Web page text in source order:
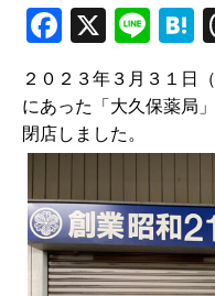
F
a
c
e
b
o
o
k
X Li
n
e e
n
a
２０２３年３月３１日
にあった「大久保薬局
閉店しました。